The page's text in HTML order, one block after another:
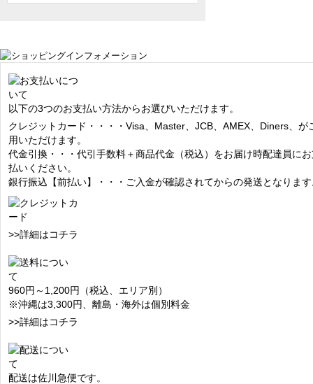
以下の3つのお支払い方法からお選びいただけます。
クレジットカード・・・・Visa、Master、JCB、AMEX、Diners、が
用いただけます。
代金引換・・・代引手数料＋商品代金（税込）をお届け時配達員に
払いください。
銀行振込【前払い】・・・ご入金が確認されてからの発送となりま
>>詳細はコチラ
960円～1,200円（税込、エリア別）
※沖縄は3,300円、離島・海外は個別料金
>>詳細はコチラ
配送は佐川急便です。